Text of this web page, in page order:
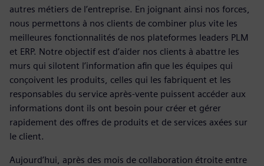
autres métiers de l’entreprise. En joignant ainsi nos forces,
nous permettons à nos clients de combiner plus vite les
meilleures fonctionnalités de nos plateformes leaders PLM
et ERP. Notre objectif est d’aider nos clients à abattre les
murs qui silotent l’information afin que les équipes qui
conçoivent les produits, celles qui les fabriquent et les
responsables du service après-vente puissent accéder aux
informations dont ils ont besoin pour créer et gérer
rapidement des offres de produits et de services axées sur
le client.
Aujourd’hui, après des mois de collaboration étroite entre